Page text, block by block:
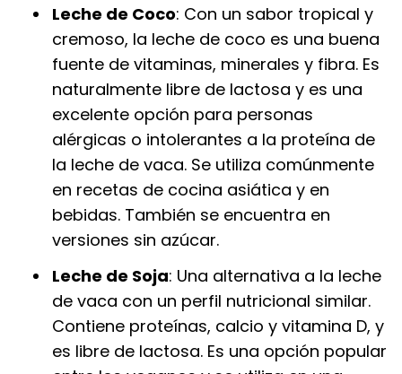
Leche de Coco: Con un sabor tropical y
cremoso, la leche de coco es una buena
fuente de vitaminas, minerales y fibra. Es
naturalmente libre de lactosa y es una
excelente opción para personas
alérgicas o intolerantes a la proteína de
la leche de vaca. Se utiliza comúnmente
en recetas de cocina asiática y en
bebidas. También se encuentra en
versiones sin azúcar.
Leche de Soja: Una alternativa a la leche
de vaca con un perfil nutricional similar.
Contiene proteínas, calcio y vitamina D, y
es libre de lactosa. Es una opción popular